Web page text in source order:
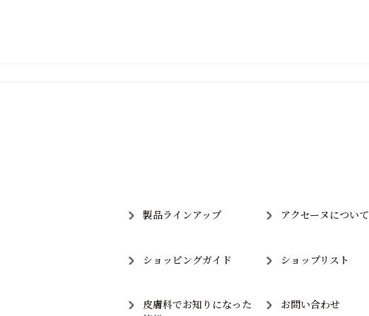
製品ラインアップ アクセーヌについて
ショッピングガイド ショップリスト
皮膚科でお知りになった
お問い合わせ